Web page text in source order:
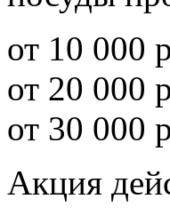
от 10 000
от 20 000
от 30 000
Акция